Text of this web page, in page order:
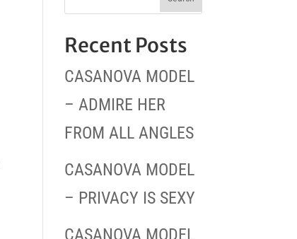
Recent Posts
CASANOVA MODEL
– ADMIRE HER
FROM ALL ANGLES
CASANOVA MODEL
– PRIVACY IS SEXY
CASANOVA MODEL